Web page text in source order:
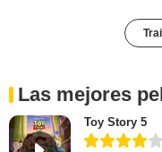
Las mejores
Toy Story 5